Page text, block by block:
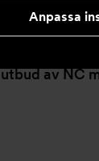
Anpassa
av NC